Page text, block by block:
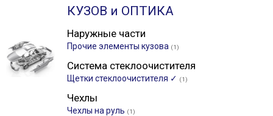
КУЗОВ и ОПТИКА
Наружные части
Прочие элементы кузова (1)
Система стеклоочистителя
Щетки стеклоочистителя ✓ (1)
Чехлы
Чехлы на руль (1)